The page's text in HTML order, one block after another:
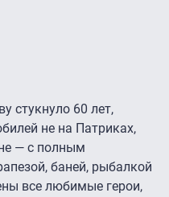
стукнуло 60 лет,
не на Патриках,
— с полным
баней, рыбалкой
все любимые герои,